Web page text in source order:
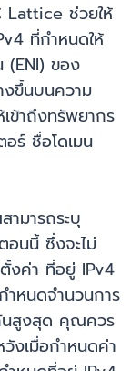
Lattice ช่วยให้
ที่กำหนดให้
(ENI) ของ
งขึ้นบนความ
ข้าถึงทรัพยากร
ร์ ชื่อโดเมน
มารถระบุ
อนนี้ ซึ่งจะไม่
งค่า ที่อยู่ IPv4
ำหนดจำนวนการ
นสูงสุด คุณควร
งเมื่อกำหนดค่า